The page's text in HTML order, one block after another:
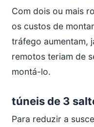
Com dois ou mais
os custos de
tráfego aumentam,
remotos teriam de
montá-lo.
túneis de 3
Para reduzir a